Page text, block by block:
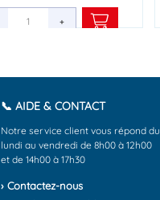
+
📞 AIDE & CONTACT
Notre service client vous répond du
lundi au vendredi de 8h00 à 12h00
et de 14h00 à 17h30
› Contactez-nous